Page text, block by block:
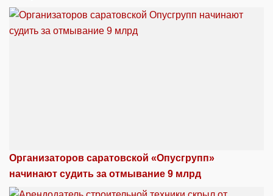
Организаторов саратовской «Опусгрупп»
начинают судить за отмывание 9 млрд